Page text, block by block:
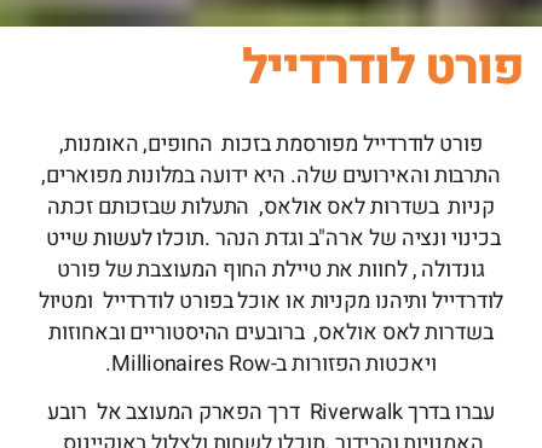
פורט לודרדייל
פורט לודרדייל מפורסמת בזכות החופים, האומנות,
התרבות והאירועים שלה. היא ידועה במלונות מפוארים,
קניות בשדרות לאס אולאס, התעלות שבזכותם זכתה
בכינוי ונציה של ארה"ב וגדת הנהר .תוכלו לעשות שייט
גונדולה , לחוות את טיילת החוף המעוצבת של פורט
לודרדייל ותיהנו מקניות או אוכל בפורט לודרדייל ומטיול
בשדרות לאס אולאס, ברובעים ההיסטוריים ובאחוזות
ויאכטות הפזורות ב-Millionaires Row.
עברו בדרך Riverwalk דרך הפארק המעוצב אל רובע